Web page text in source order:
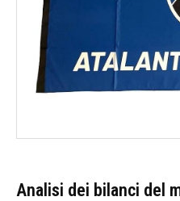
Analisi dei bilanci del